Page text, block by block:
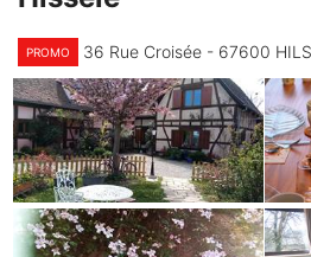
PROMO 36 Rue Croisée - 67600